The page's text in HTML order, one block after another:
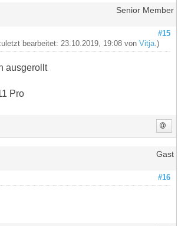
Senior Member
#15
bearbeitet: 23.10.2019, 19:08 vonVitja .)
ausgerollt
Pro
Gast
#16